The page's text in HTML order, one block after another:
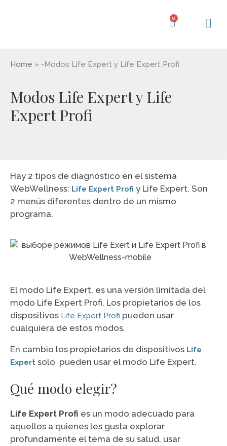
0
Carrito
Home » -Modos Life Expert y Life Expert Profi
Modos Life Expert y Life
Expert Profi
Hay 2 tipos de diagnóstico en el sistema
WebWellness: Life Expert Profi y Life Expert. Son
2 menús diferentes dentro de un mismo
programa.
El modo Life Expert, es una versión limitada del
modo Life Expert Profi. Los propietarios de los
dispositivos Life Expert Profi pueden usar
cualquiera de estos modos.
En cambio los propietarios de dispositivos Life
Expert solo pueden usar el modo Life Expert.
Qué modo elegir?
Life Expert Profi es un modo adecuado para
aquellos a quienes les gusta explorar
profundamente el tema de su salud, usar